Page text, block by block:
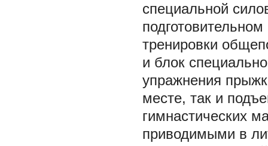
специальной
тренировки
и блок
упражнения
месте, так и
гимнастических
приводимыми в